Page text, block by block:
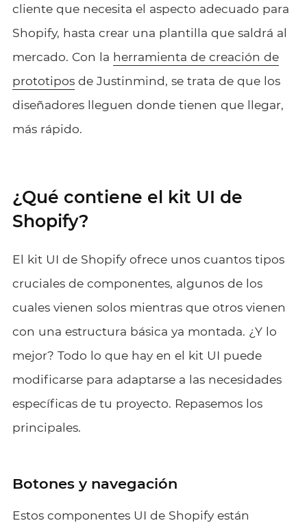
cliente que necesita el aspecto adecuado para
Shopify, hasta crear una plantilla que saldrá al
mercado. Con la herramienta de creación de
prototiposde Justinmind, se trata de que los
diseñadores lleguen donde tienen que llegar,
más rápido.
¿Qué contiene el kit UI de
Shopify?
El kit UI de Shopify ofrece unos cuantos tipos
cruciales de componentes, algunos de los
cuales vienen solos mientras que otros vienen
con una estructura básica ya montada. ¿Y lo
mejor? Todo lo que hay en el kit UI puede
modificarse para adaptarse a las necesidades
específicas de tu proyecto. Repasemos los
principales.
Botones y navegación
Estos componentes UI de Shopify están